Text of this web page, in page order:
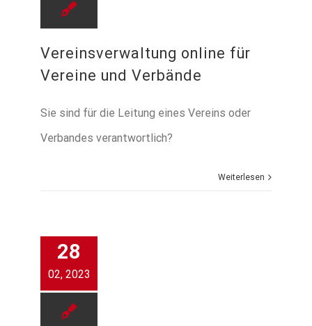
Vereinsverwaltung online für
Vereine und Verbände
Sie sind für die Leitung eines Vereins oder
Verbandes verantwortlich?
Weiterlesen
28
02, 2023